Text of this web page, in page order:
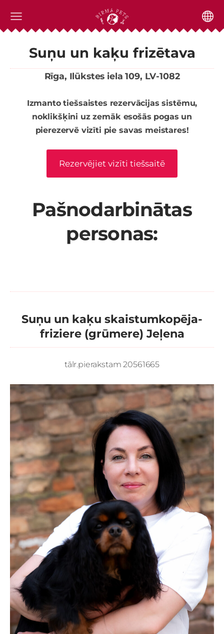
Suņu un kaķu frizētava
Rīga, Ilūkstes iela 109, LV-1082
Izmanto tiešsaistes rezervācijas sistēmu,
noklikšķini uz zemāk esošās pogas un
pierezervē vizīti pie savas meistares!
Rezervējiet vizīti tiešsaitē
Pašnodarbinātas
personas:
Suņu un kaķu skaistumkopēja-
friziere (grūmere) Jeļena
tālr.pierakstam 20561665